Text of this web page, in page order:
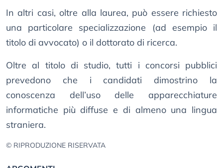
In altri casi, oltre alla laurea, può essere richiesto
una particolare specializzazione (ad esempio il
titolo di avvocato) o il dottorato di ricerca.
Oltre al titolo di studio, tutti i concorsi pubblici
prevedono che i candidati dimostrino la
conoscenza dell’uso delle apparecchiature
informatiche più diffuse e di almeno una lingua
straniera.
© RIPRODUZIONE RISERVATA